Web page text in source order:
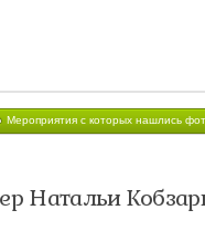
Мероприятия с которых нашлись
Натальи